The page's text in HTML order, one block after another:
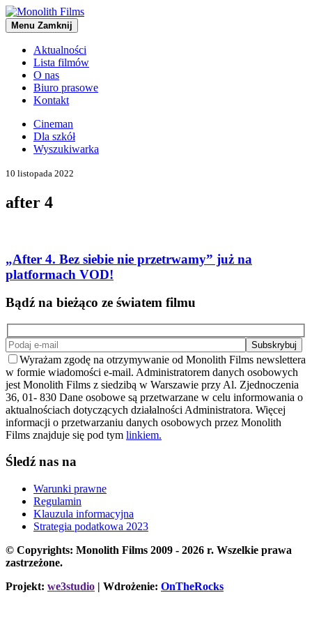
Menu Zamknij
Aktualności
Lista filmów
O nas
Biuro prasowe
Kontakt
Cineman
Dla szkół
Wyszukiwarka
10 listopada 2022
after 4
„After 4. Bez siebie nie przetrwamy” już na
platformach VOD!
Bądź na bieżąco ze światem filmu
Wyrażam zgodę na otrzymywanie od Monolith Films newslettera
w formie wiadomości e-mail. Administratorem danych osobowych
jest Monolith Films z siedzibą w Warszawie przy Al. Zjednoczenia
36, 01- 830 Dane osobowe są przetwarzane w celu informowania o
aktualnościach dotyczących działalności Administratora. Więcej
informacji o przetwarzaniu danych osobowych przez Monolith
Films znajduje się pod tym linkiem.
Śledź nas na
Warunki prawne
Regulamin
Klauzula informacyjna
Strategia podatkowa 2023
© Copyrights: Monolith Films 2009 - 2026 r. Wszelkie prawa
zastrzeżone.
Projekt: we3studio | Wdrożenie: OnTheRocks